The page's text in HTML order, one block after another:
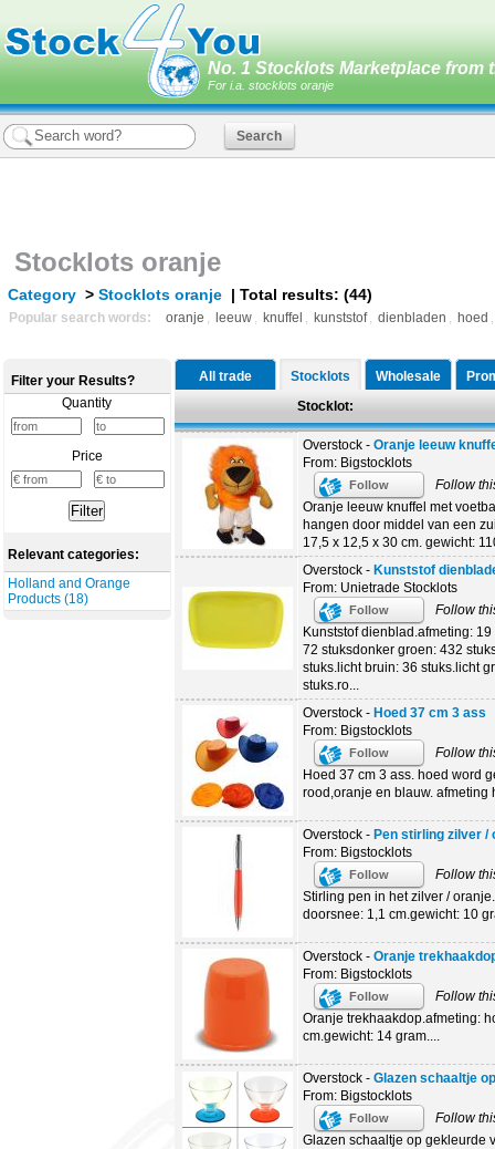
No. 1 Stocklots Marketplace from
For i.a. stocklots oranje
Stocklots oranje
Category > Stocklots oranje| Total results: (44)
Popular search words: oranje , leeuw , knuffel , kunststof , dienbladen , hoed
All trade Stocklots Wholesale
Stocklot:
Overstock - Oranje leeuw
From: Bigstocklots
Follow
Follow
Oranje leeuw knuffel met
hangen door middel van een
17,5 x 12,5 x 30 cm. gewicht:
Overstock - Kunststof
From: Unietrade Stocklots
Follow
Follow
Kunststof dienblad.afmeting:
72 stuksdonker groen: 432
stuks.licht bruin: 36 stuks.licht
stuks.ro...
Overstock - Hoed 37 cm 3 ass
From: Bigstocklots
Follow
Follow
Hoed 37 cm 3 ass. hoed word
rood,oranje en blauw. afmeting
Overstock - Pen stirling zilver /
From: Bigstocklots
Follow
Follow
Stirling pen in het zilver /
doorsnee: 1,1 cm.gewicht: 10
Overstock - Oranje
From: Bigstocklots
Follow
Follow
Oranje trekhaakdop.afmeting:
cm.gewicht: 14 gram....
Overstock - Glazen schaaltje
From: Bigstocklots
Follow
Follow
Glazen schaaltje op gekleurde
Filter your Results?
Quantity
Price
Relevant categories:
Holland and Orange
Products (18)